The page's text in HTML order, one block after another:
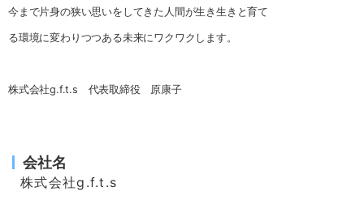
今まで片身の狭い思いをしてきた人間が生き生きと育て
る環境に変わりつつある未来にワクワクします。
株式会社g.f.t.s 代表取締役 原康子
会社名
株式会社g.f.t.s